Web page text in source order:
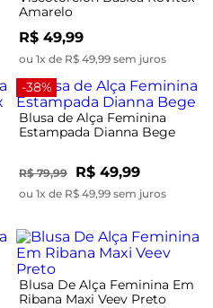
Amarelo
R$ 49,99
ou 1x de R$ 49,99 sem juros
-38%
Blusa de Alça Feminina
Estampada Dianna Bege
R$ 79,99 R$ 49,99
ou 1x de R$ 49,99 sem juros
Blusa De Alça Feminina Em
Ribana Maxi Veev Preto